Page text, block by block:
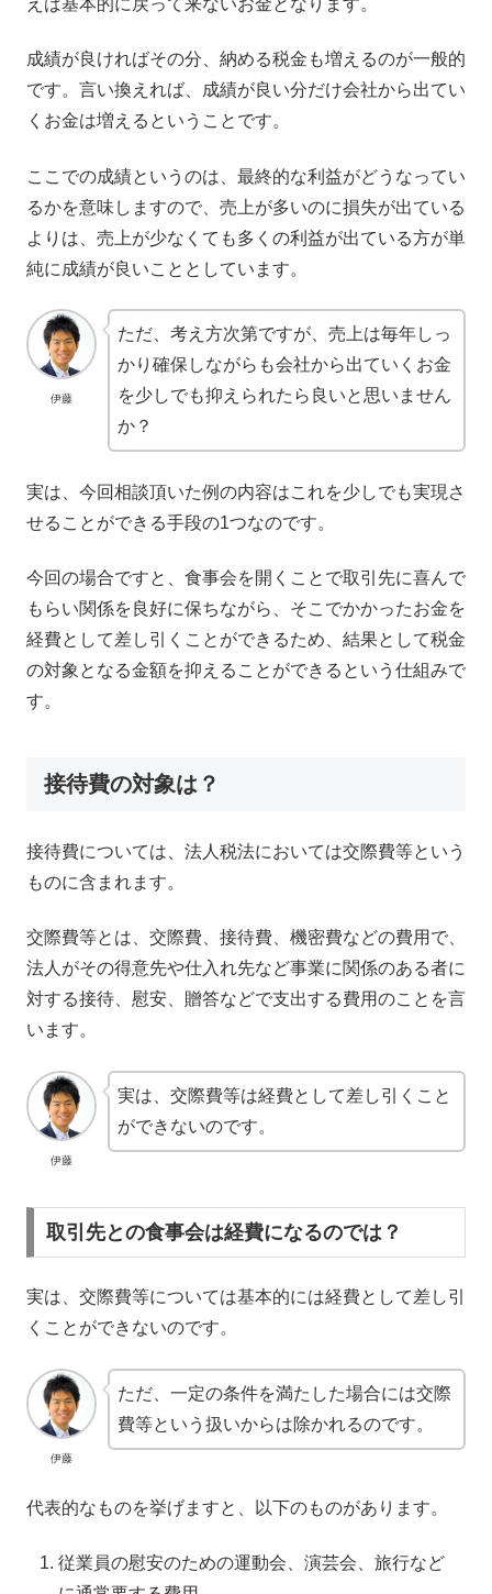
えば基本的に戻って来ないお金となります。
成績が良ければその分、納める税金も増えるのが一般的
です。言い換えれば、成績が良い分だけ会社から出てい
くお金は増えるということです。
ここでの成績というのは、最終的な利益がどうなってい
るかを意味しますので、売上が多いのに損失が出ている
よりは、売上が少なくても多くの利益が出ている方が単
純に成績が良いこととしています。
伊藤
ただ、考え方次第ですが、売上は毎年しっ
かり確保しながらも会社から出ていくお金
を少しでも抑えられたら良いと思いません
か？
実は、今回相談頂いた例の内容はこれを少しでも実現さ
せることができる手段の1つなのです。
今回の場合ですと、食事会を開くことで取引先に喜んで
もらい関係を良好に保ちながら、そこでかかったお金を
経費として差し引くことができるため、結果として税金
の対象となる金額を抑えることができるという仕組みで
す。
接待費の対象は？
接待費については、法人税法においては交際費等という
ものに含まれます。
交際費等とは、交際費、接待費、機密費などの費用で、
法人がその得意先や仕入れ先など事業に関係のある者に
対する接待、慰安、贈答などで支出する費用のことを言
います。
伊藤
実は、交際費等は経費として差し引くこと
ができないのです。
取引先との食事会は経費になるのでは？
実は、交際費等については基本的には経費として差し引
くことができないのです。
伊藤
ただ、一定の条件を満たした場合には交際
費等という扱いからは除かれるのです。
代表的なものを挙げますと、以下のものがあります。
従業員の慰安のための運動会、演芸会、旅行など